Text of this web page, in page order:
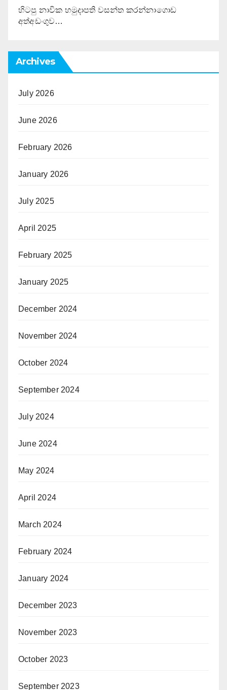
හිටපු නාවික හමුදාපති වසන්ත කරන්නාගොඩ
අත්අඩංගුව…
Archives
July 2026
June 2026
February 2026
January 2026
July 2025
April 2025
February 2025
January 2025
December 2024
November 2024
October 2024
September 2024
July 2024
June 2024
May 2024
April 2024
March 2024
February 2024
January 2024
December 2023
November 2023
October 2023
September 2023